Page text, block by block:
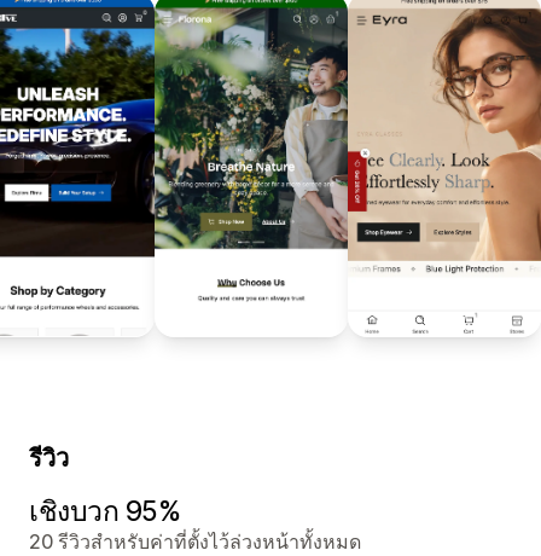
รีวิว
เชิงบวก 95%
20 รีวิวสำหรับค่าที่ตั้งไว้ล่วงหน้าทั้งหมด